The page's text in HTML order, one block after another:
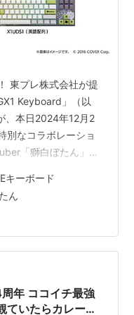
東プレ株式会社が提
Keyboard」（以
、本日2024年12月2
別なコラボレーショ
「獅白ぼたん」と
年2月7日まで行わ
開始予定です。 こ
方法、スペック情
ファンも、ゲーミン
最後まで…
キーボード
ん
年 ココイチ最強
ていたらカレーが